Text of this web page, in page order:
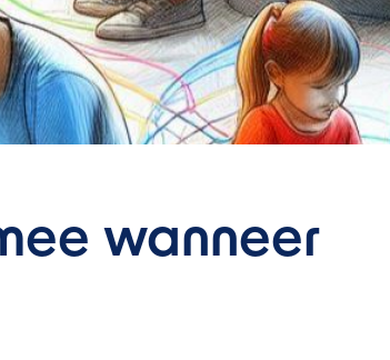
wanneer